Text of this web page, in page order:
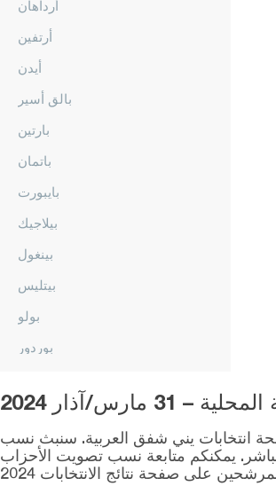
أرداهان
أرتفين
أيدن
بالق أسير
بارتين
باتمان
بايبورت
بيلاجيك
بينغول
بيتليس
بولو
بوردور
جناق قلعة
شانكيري
جوروم
مارس/آذار 2024
المقرر إجراؤها في 31 مارس موجودة على صفحة انتخابات يني شفق العربية. سنبث نسب
ونتائج الانتخابات بشكل مباشر. يمكنكم متابعة نسب تصويت الأحزاب